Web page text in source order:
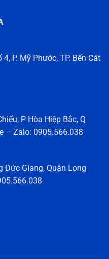
P. Mỹ Phước, TP. Bến Cát
P Hòa Hiệp Bắc, Q
– Zalo: 0905.566.038
Đức Giang, Quận Long